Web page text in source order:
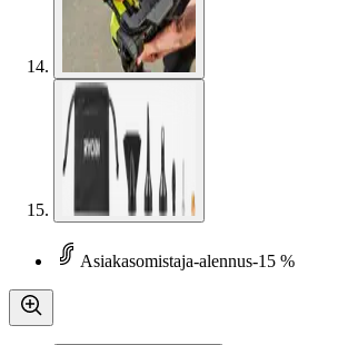
Asiakasomistaja-alennus-15 %